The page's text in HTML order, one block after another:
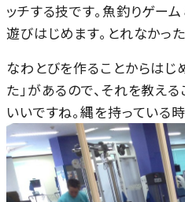
ッチする技です。魚釣りゲー
遊びはじめます。とれなかっ
なわとびを作ることからはじ
た」があるので、それを教え
いいですね。縄を持っている